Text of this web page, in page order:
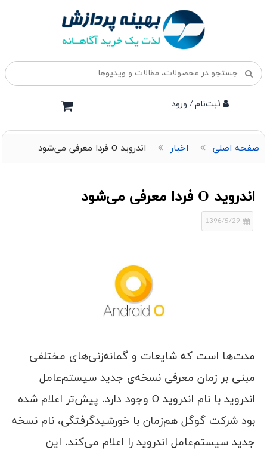
ثبت‌نام / ورود
صفحه اصلی اخبار اندروید O فردا معرفی می‌شود
اندروید O فردا معرفی می‌شود
مدت‌ها است که شایعات و گمانه‌زنی‌های مختلفی
مبنی بر زمان معرفی نسخه‌ی جدید سیستم‌عامل
اندروید با نام اندروید O وجود دارد. پیش‌تر اعلام شده
بود شرکت گوگل هم‌زمان با خورشیدگرفتگی، نام نسخه
جدید سیستم‌عامل اندروید را اعلام می‌کند. این